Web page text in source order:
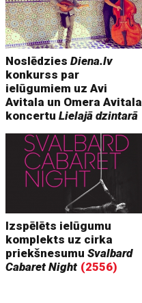
NoslēdziesDiena.lv
konkurss par
ielūgumiem uz Avi
Avitala un Omera Avitala
koncertuLielajā dzintarā
Izspēlēts ielūgumu
komplekts uz cirka
priekšnesumuSvalbard
Cabaret Night (2556)